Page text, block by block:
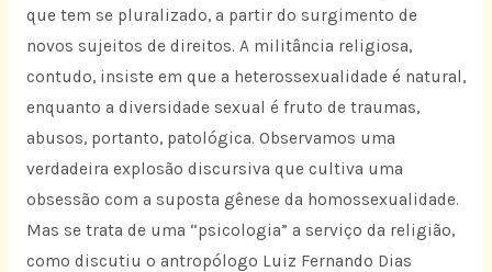
que tem se pluralizado, a partir do surgimento de
novos sujeitos de direitos. A militância religiosa,
contudo, insiste em que a heterossexualidade é natural,
enquanto a diversidade sexual é fruto de traumas,
abusos, portanto, patológica. Observamos uma
verdadeira explosão discursiva que cultiva uma
obsessão com a suposta gênese da homossexualidade.
Mas se trata de uma “psicologia” a serviço da religião,
como discutiu o antropólogo Luiz Fernando Dias